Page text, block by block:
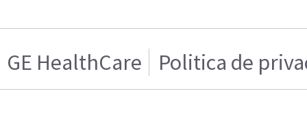
GE HealthCare Politica de